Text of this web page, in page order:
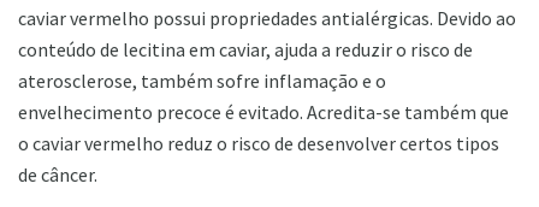
caviar vermelho possui propriedades antialérgicas. Devido ao
conteúdo de lecitina em caviar, ajuda a reduzir o risco de
aterosclerose, também sofre inflamação e o
envelhecimento precoce é evitado. Acredita-se também que
o caviar vermelho reduz o risco de desenvolver certos tipos
de câncer.